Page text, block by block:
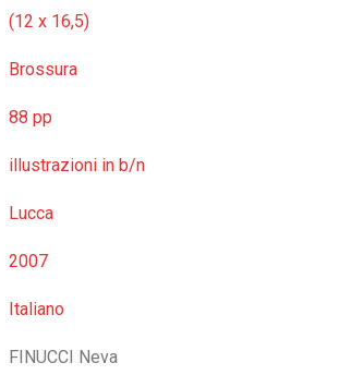
(12 x 16,5)
Brossura
88 pp
illustrazioni in b/n
Lucca
2007
Italiano
FINUCCI Neva